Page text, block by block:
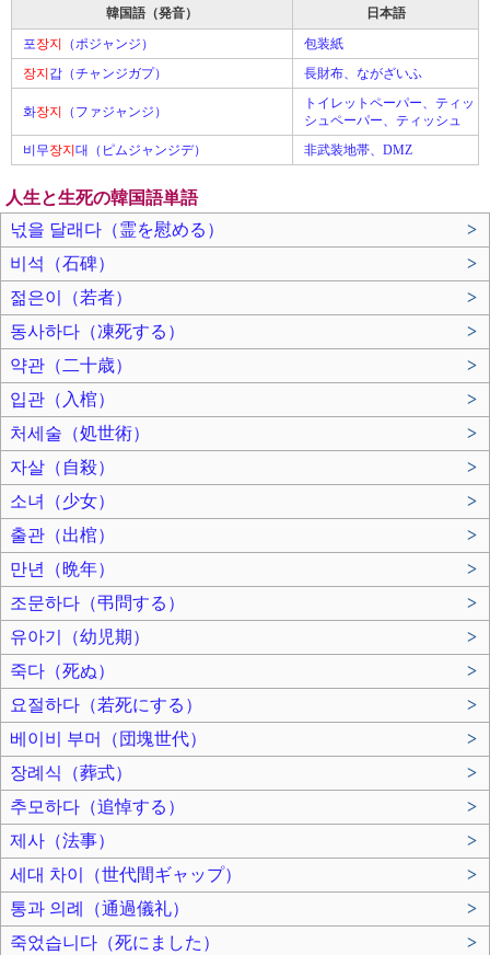
韓国語（発音）
日本語
포장지 （ポジャンジ）
包装紙
장지 갑（チャンジガプ） 長財布、ながざいふ
화장지 （ファジャンジ）
トイレットペーパー、ティッ
シュペーパー、ティッシュ
비무장지 대（ピムジャンジデ） 非武装地帯、DMZ
人生と生死の韓国語単語
넋을 달래다（霊を慰める）
>
비석（石碑）
>
젊은이（若者）
>
동사하다（凍死する）
>
약관（二十歳）
>
입관（入棺）
>
처세술（処世術）
>
자살（自殺）
>
소녀（少女）
>
출관（出棺）
>
만년（晩年）
>
조문하다（弔問する）
>
유아기（幼児期）
>
죽다（死ぬ）
>
요절하다（若死にする）
>
베이비 부머（団塊世代）
>
장례식（葬式）
>
추모하다（追悼する）
>
제사（法事）
>
세대 차이（世代間ギャップ）
>
통과 의례（通過儀礼）
>
죽었습니다（死にました）
>